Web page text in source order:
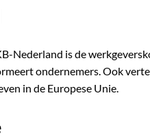
Nederland is de
ondernemers. Ook
in de Europese Unie.